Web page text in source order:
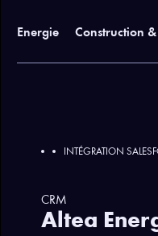
Energie Construction
INTÉGRATION
CRM
Altea